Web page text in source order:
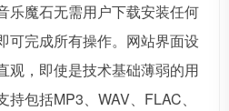
乐魔石无需用户下载安装任何
可完成所有操作。网站界面设
观，即使是技术基础薄弱的用
包括MP3、WAV、FLAC、